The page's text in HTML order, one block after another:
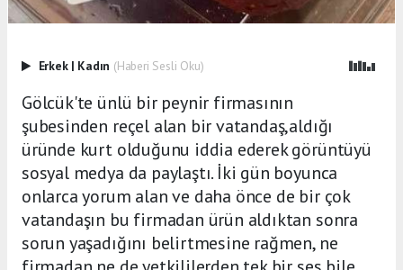
Erkek | Kadın (Haberi Sesli Oku)
Gölcük'te ünlü bir peynir firmasının
şubesinden reçel alan bir vatandaş,aldığı
üründe kurt olduğunu iddia ederek görüntüyü
sosyal medya da paylaştı. İki gün boyunca
onlarca yorum alan ve daha önce de bir çok
vatandaşın bu firmadan ürün aldıktan sonra
sorun yaşadığını belirtmesine rağmen, ne